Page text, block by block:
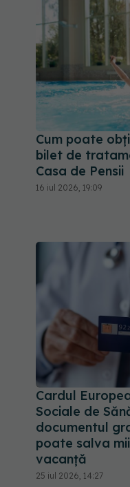
Cum poate
bilet de
Casa de Pensii
16 iul 2026, 19:09
Cardul
Sociale de
documentul
poate salva
vacanță
25 iul 2026, 14:27